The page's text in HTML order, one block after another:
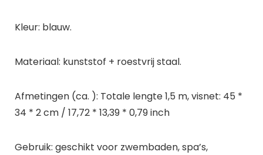
Kleur: blauw.
Materiaal: kunststof + roestvrij staal.
Afmetingen (ca. ): Totale lengte 1,5 m, visnet: 45 *
34 * 2 cm / 17,72 * 13,39 * 0,79 inch
Gebruik: geschikt voor zwembaden, spa’s,